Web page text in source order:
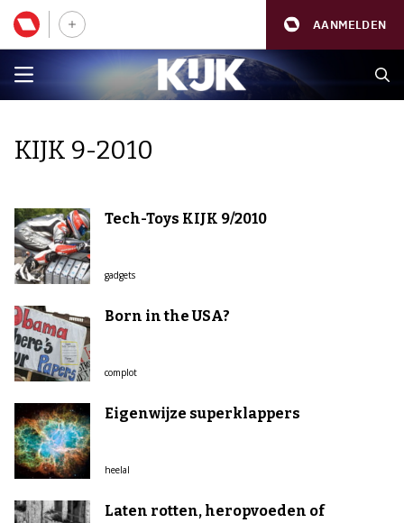
AANMELDEN
KIJK 9-2010
Tech-Toys KIJK 9/2010
gadgets
Born in the USA?
complot
Eigenwijze superklappers
heelal
Laten rotten, heropvoeden of